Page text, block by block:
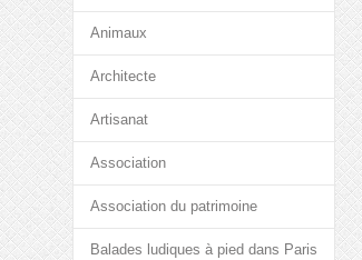
Animaux
Architecte
Artisanat
Association
Association du patrimoine
Balades ludiques à pied dans Paris